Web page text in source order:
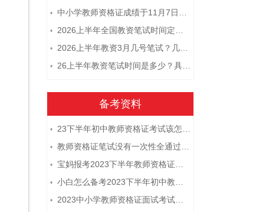
• 中小学教师资格证成绩于11月7日10点查！
• 2026上半年全国教资笔试时间定档！
• 2026上半年教资3月几号笔试？几点开考
• 26上半年教资笔试时间是多少？具体安排表一览
备考资料
• 23下半年初中教师资格证考试该怎么复习？
• 教师资格证笔试没有一次性全通过下次需要重新报考吗？
• 宝妈报考2023下半年教师资格证需要报班备考吗？
• 小白怎么备考2023下半年初中教师资格证笔试？
• 2023中小学教师资格证面试考试注意事项